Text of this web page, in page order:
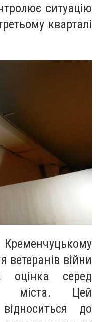
ситуацію
кварталі
Кременчуцькому
ветеранів війни
серед
міста. Цей
до